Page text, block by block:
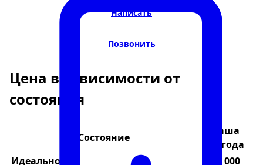
Написать
Позвонить
Цена в зависимости от
состояния
Состояние
Ваша
выгода
Идеальное
35 000